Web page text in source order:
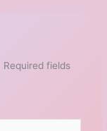
Required fields